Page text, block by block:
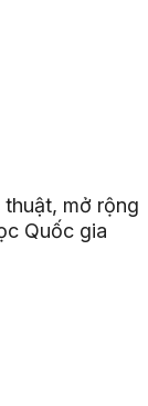
mở rộng
Quốc gia